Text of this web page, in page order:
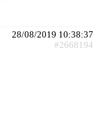
28/08/2019 10:38:37
#2668194